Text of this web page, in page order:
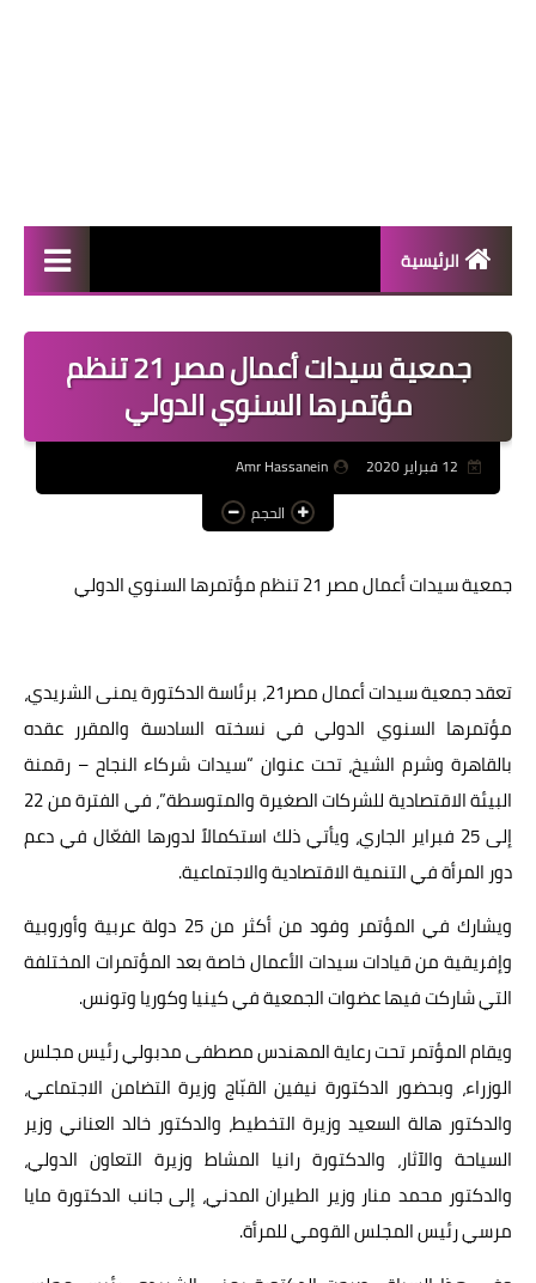
الرئيسية
منوعات
فعاليات
صحة
تكنولوجيا
عالم المرأة
أخبار عربية
أخبار النجوم
أخبار العالم
جمعية سيدات أعمال مصر 21 تنظم
مؤتمرها السنوي الدولي
Amr Hassanein
الحجم
جمعية سيدات أعمال مصر 21 تنظم مؤتمرها السنوي الدولي
تعقد جمعية سيدات أعمال مصر21، برئاسة الدكتورة يمنى الشريدي،
مؤتمرها السنوي الدولي في نسخته السادسة والمقرر عقده
بالقاهرة وشرم الشيخ، تحت عنوان “سيدات شركاء النجاح – رقمنة
البيئة الاقتصادية للشركات الصغيرة والمتوسطة”، في الفترة من 22
إلى 25 فبراير الجاري، ويأتي ذلك استكمالاً لدورها الفعّال في دعم
دور المرأة في التنمية الاقتصادية والاجتماعية.
ويشارك في المؤتمر وفود من أكثر من 25 دولة عربية وأوروبية
وإفريقية من قيادات سيدات الأعمال خاصة بعد المؤتمرات المختلفة
التي شاركت فيها عضوات الجمعية في كينيا وكوريا وتونس.
ويقام المؤتمر تحت رعاية المهندس مصطفى مدبولي رئيس مجلس
الوزراء، وبحضور الدكتورة نيفين القبّاج وزيرة التضامن الاجتماعي،
والدكتور هالة السعيد وزيرة التخطيط، والدكتور خالد العناني وزير
السياحة والآثار، والدكتورة رانيا المشاط وزيرة التعاون الدولي،
والدكتور محمد منار وزير الطيران المدني، إلى جانب الدكتورة مايا
مرسي رئيس المجلس القومي للمرأة.